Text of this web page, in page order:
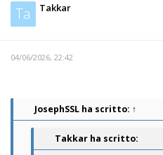
Ta Takkar
04/06/2026, 22:42
JosephSSL ha scritto: ↑
Takkar ha scritto: